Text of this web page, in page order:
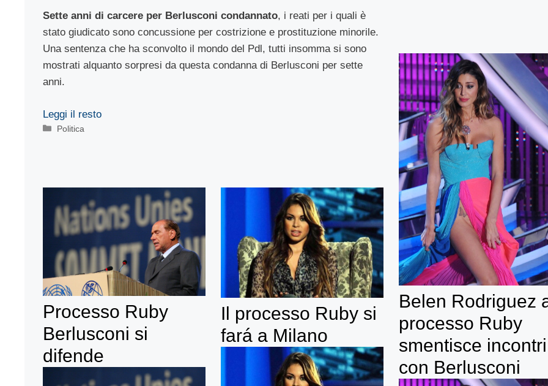
Sette anni di carcere per Berlusconi condannato, i reati per i quali è
stato giudicato sono concussione per costrizione e prostituzione minorile.
Una sentenza che ha sconvolto il mondo del Pdl, tutti insomma si sono
mostrati alquanto sorpresi da questa condanna di Berlusconi per sette
anni.
Leggi il resto
Categorie
Politica
Belen Rodriguez
processo Ruby
smentisce incontri
con Berlusconi
Processo Ruby
Berlusconi si
difende
Il processo Ruby si
fará a Milano